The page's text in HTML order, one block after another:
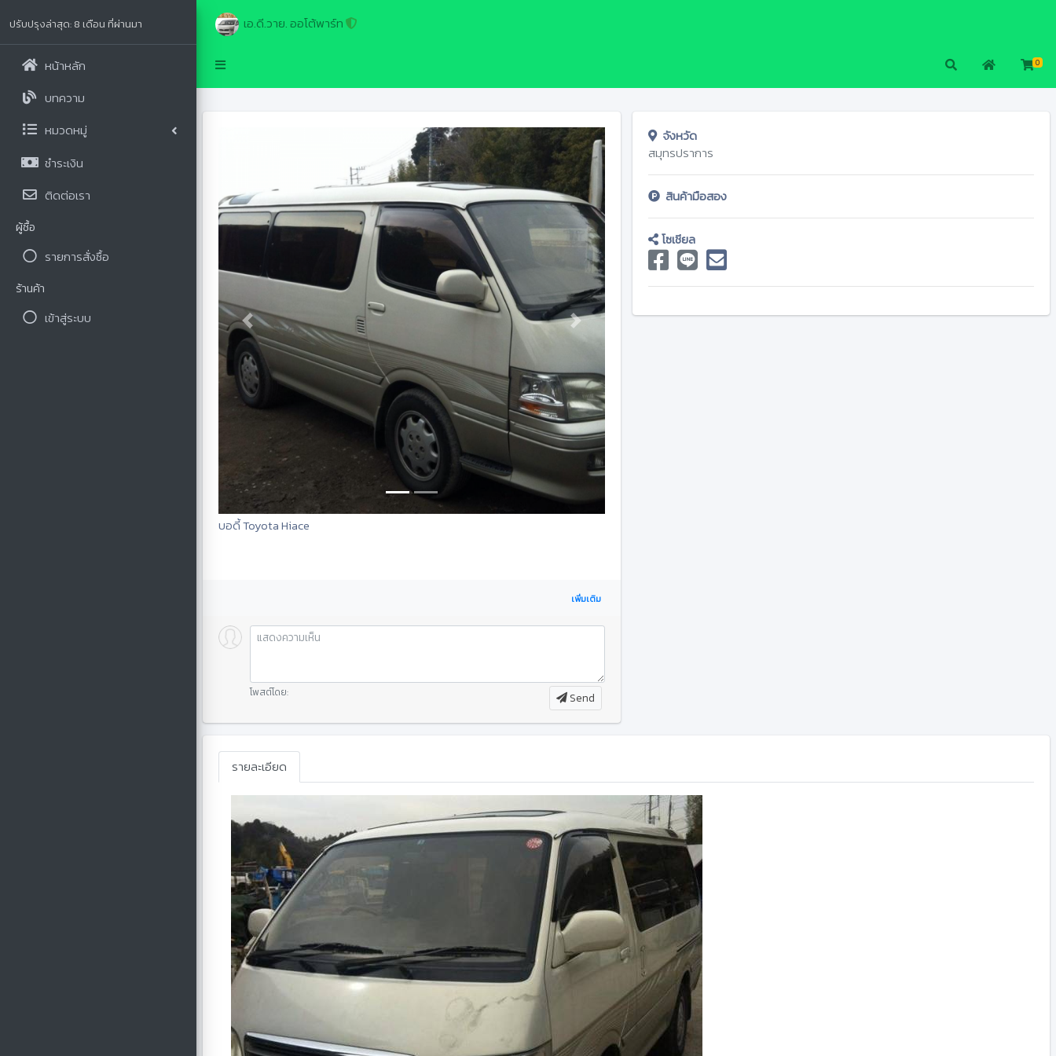
เอ.ดี.วาย. ออโต้พาร์ท
0
ปรับปรุงล่าสุด: 8 เดือน ที่ผ่านมา
หน้าหลัก
บทความ
หมวดหมู่
ชำระเงิน
ติดต่อเรา
ผู้ซื้อ
รายการสั่งซื้อ
ร้านค้า
เข้าสู่ระบบ
Previous Next
บอดี้ Toyota Hiace
เพิ่มเติม
โพสต์โดย: Send
จังหวัด
สมุทรปราการ
สินค้ามือสอง
โซเชียล
รายละเอียด